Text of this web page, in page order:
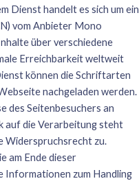
Dienst handelt es sich um ein
vom Anbieter Mono
über verschiedene
Erreichbarkeit weltweit
können die Schriftarten
nachgeladen werden.
des Seitenbesuchers an
auf die Verarbeitung steht
Widerspruchsrecht zu.
am Ende dieser
zum Handling